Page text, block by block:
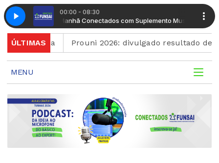
00:00 - 08:30
Manhã Conectados com Suplemento Musical Manhã
ÚLTIMASProuni 2026: divulgado resultado de nova
MENU